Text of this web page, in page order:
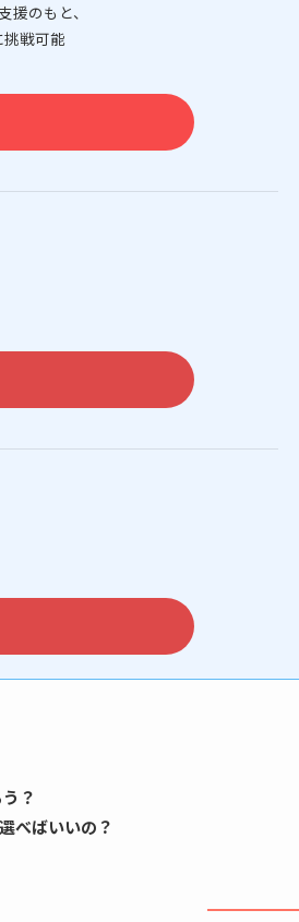
のもと、
戦可能
？
べばいいの？